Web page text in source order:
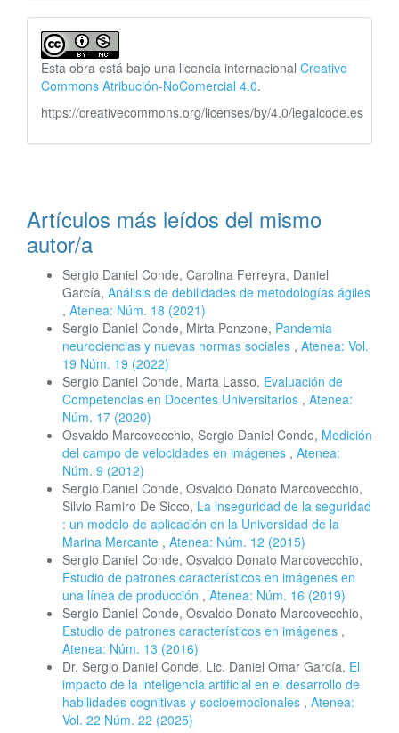
Esta obra está bajo una licencia internacional Creative
Commons Atribución-NoComercial 4.0.
https://creativecommons.org/licenses/by/4.0/legalcode.es
Artículos más leídos del mismo
autor/a
Sergio Daniel Conde, Carolina Ferreyra, Daniel
García, Análisis de debilidades de metodologías ágiles
, Atenea: Núm. 18 (2021)
Sergio Daniel Conde, Mirta Ponzone, Pandemia
neurociencias y nuevas normas sociales , Atenea: Vol.
19 Núm. 19 (2022)
Sergio Daniel Conde, Marta Lasso, Evaluación de
Competencias en Docentes Universitarios , Atenea:
Núm. 17 (2020)
Osvaldo Marcovecchio, Sergio Daniel Conde, Medición
del campo de velocidades en imágenes , Atenea:
Núm. 9 (2012)
Sergio Daniel Conde, Osvaldo Donato Marcovecchio,
Silvio Ramiro De Sicco, La inseguridad de la seguridad
: un modelo de aplicación en la Universidad de la
Marina Mercante , Atenea: Núm. 12 (2015)
Sergio Daniel Conde, Osvaldo Donato Marcovecchio,
Estudio de patrones característicos en imágenes en
una línea de producción , Atenea: Núm. 16 (2019)
Sergio Daniel Conde, Osvaldo Donato Marcovecchio,
Estudio de patrones característicos en imágenes ,
Atenea: Núm. 13 (2016)
Dr. Sergio Daniel Conde, Lic. Daniel Omar García, El
impacto de la inteligencia artificial en el desarrollo de
habilidades cognitivas y socioemocionales , Atenea:
Vol. 22 Núm. 22 (2025)